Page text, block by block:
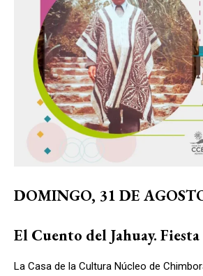
DOMINGO, 31 DE
El Cuento del Jahuay. Fiesta
La Casa de la Cultura Núcleo de